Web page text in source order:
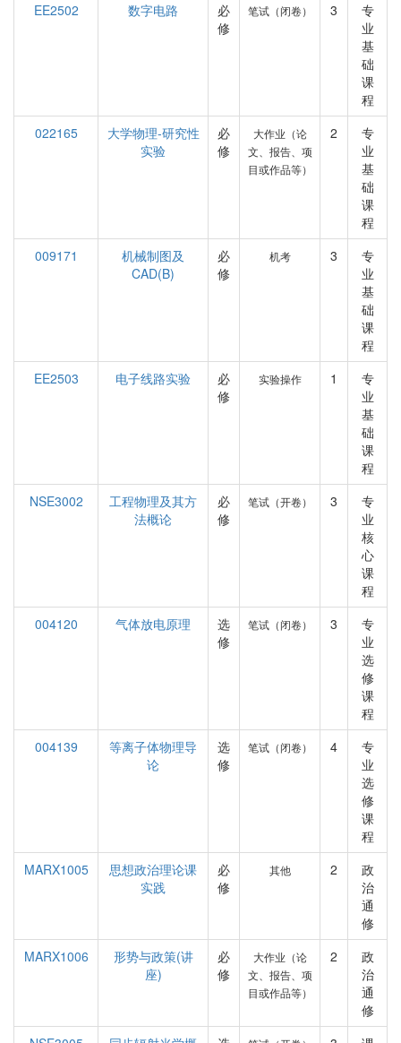
EE2502
数字电路
必
修
笔试（闭卷） 3
专
业
基
础
课
程
022165
大学物理-研究性
实验
必
修
大作业（论
文、报告、项
目或作品等）
2
专
业
基
础
课
程
009171
机械制图及
CAD(B)
必
修
机考 3
专
业
基
础
课
程
EE2503
电子线路实验
必
修
实验操作 1
专
业
基
础
课
程
NSE3002
工程物理及其方
法概论
必
修
笔试（开卷） 3
专
业
核
心
课
程
004120
气体放电原理
选
修
笔试（闭卷） 3
专
业
选
修
课
程
004139
等离子体物理导
论
选
修
笔试（闭卷） 4
专
业
选
修
课
程
MARX1005
思想政治理论课
实践
必
修
其他 2
政
治
通
修
MARX1006
形势与政策(讲
座)
必
修
大作业（论
文、报告、项
目或作品等）
2
政
治
通
修